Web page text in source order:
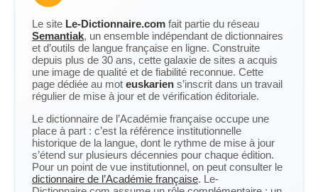
Le site Le-Dictionnaire.com fait partie du réseau
Semantiak, un ensemble indépendant de dictionnaires
et d’outils de langue française en ligne. Construite
depuis plus de 30 ans, cette galaxie de sites a acquis
une image de qualité et de fiabilité reconnue. Cette
page dédiée au mot euskarien s’inscrit dans un travail
régulier de mise à jour et de vérification éditoriale.
Le dictionnaire de l’Académie française occupe une
place à part : c’est la référence institutionnelle
historique de la langue, dont le rythme de mise à jour
s’étend sur plusieurs décennies pour chaque édition.
Pour un point de vue institutionnel, on peut consulter le
dictionnaire de l’Académie française. Le-